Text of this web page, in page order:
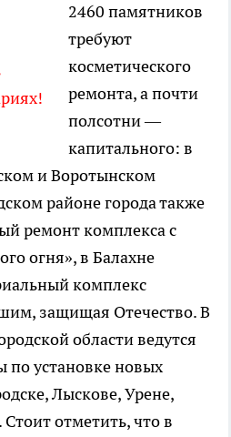
2460 памятников
требуют
косметического
ремонта, а почти
полсотни —
капитального: в
и Воротынском
районе города также
ремонт комплекса с
огня», в Балахне
комплекс
защищая Отечество. В
области ведутся
по установке новых
Лыскове, Урене,
отметить, что в